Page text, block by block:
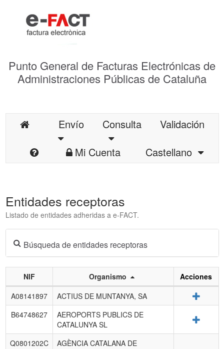
Punto General de Facturas Electrónicas de
Administraciones Públicas de Cataluña
Envío Consulta
Validación
Mi Cuenta
Castellano
Entidades receptoras
Listado de entidades adheridas a e-FACT.
Búsqueda de entidades receptoras
Listado
de
entidades
NIF Organismo
Acciones
A08141897
ACTIUS DE MUNTANYA, SA
B64748627
AEROPORTS PUBLICS DE
CATALUNYA SL
Q0801202C
AGÈNCIA CATALANA DE